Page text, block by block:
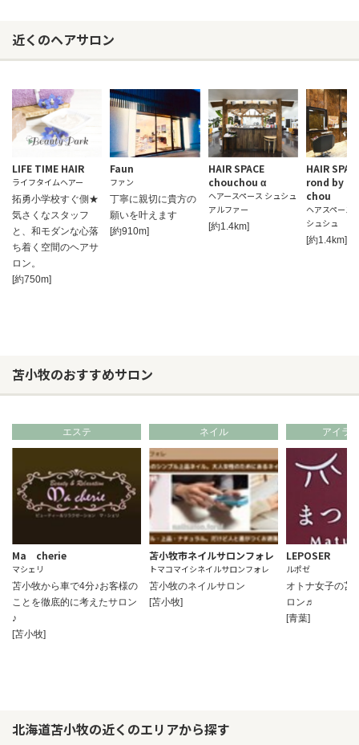
近くのヘアサロン
LIFE TIME HAIR
ライフタイムヘアー
拓勇小学校すぐ側★
気さくなスタッフ
と、和モダンな心落
ち着く空間のヘアサ
ロン。
[約750m]
Faun
ファン
丁寧に親切に貴方の
願いを叶えます
[約910m]
HAIR SPACE
chouchou α
ヘアースペース シュシュ
アルファー
[約1.4km]
HAIR
rond by
chou
ヘアスペース
シュシュ
[約1.4km]
苫小牧のおすすめサロン
エステ
Ma cherie
マシェリ
苫小牧から車で4分♪お客様の
ことを徹底的に考えたサロン
♪
[苫小牧]
ネイル
苫小牧市ネイルサロンフォレ
トマコマイシネイルサロンフォレ
苫小牧のネイルサロン
[苫小牧]
アイラ
LEPOSER
ルポゼ
オトナ女子の苫
ロン♬
[青葉]
北海道苫小牧の近くのエリアから探す